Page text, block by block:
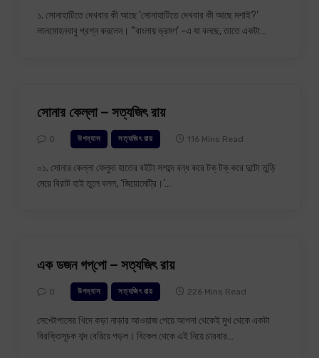
১. সোনাহাটিতে দেখবার কী আছে ‘সোনাহাটিতে দেখবার কী আছে মশাই?’
লালমোহনবাবু প্রশ্ন করলেন। “বাংলায় ভ্রমণ’ -এ যা বলছে, তাতে একটা…
সোনার কেল্লা – সত্যজিৎ রায়
0 উপন্যাস সত্যজিৎ রায় 116 Mins Read
০১. সোনার কেল্লা ফেলুদা হাতের বইটা সশব্দে বন্ধ করে টক্ টক্ করে দুটো তুড়ি
মেরে বিরাট হাই তুলে বলল, ‘জিয়োমেট্রি।’…
এক ডজন গপ্‌পো – সত্যজিৎ রায়
0 উপন্যাস সত্যজিৎ রায় 226 Mins Read
সেপ্টোপাসের খিদে কড়া নাড়ার আওয়াজ পেয়ে আপনা থেকেই মুখ থেকে একটা
বিরক্তিসূচক শব্দ বেরিয়ে পড়ল। বিকেল থেকে এই নিয়ে চারবার…